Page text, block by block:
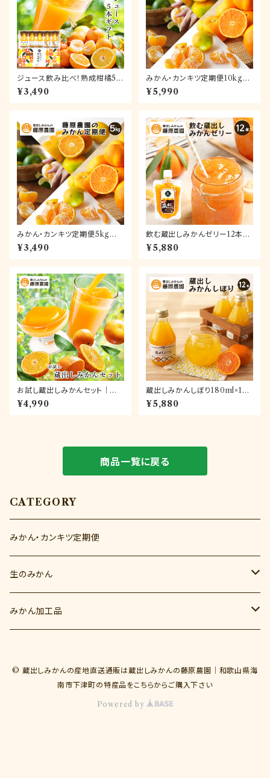
ジュース飲み比べ！熟成柑橘5本
ギフト～和歌山県海南市下津町
産カンキツ100％ストレートジュ
¥3,490
みかん・カンキツ定期便10kg｜
和歌山県海南市下津町の藤原
農園から旬のみかんを毎月産地
¥5,990
みかん・カンキツ定期便5kg｜
和歌山県下津町の藤原農園から
旬のみかんを毎月産地直送でお
¥3,490
飲む蔵出しみかんゼリー12本セ
ット【送料無料】
¥5,880
お試し蔵出しみかんセット｜ジュ
ースとゼリーが楽しめる人気商
品詰め合わせ。お試しにもギフト
¥4,990
蔵出しみかんしぼり180ml×12
本【送料無料】
¥5,880
商品一覧に戻る
CATEGORY
みかん・カンキツ定期便
生のみかん
秋のみかん（9月～10月）
ゆら早生（10月）
とれたてしもつみかん
蔵出しみかん（1月～2月）
みかん加工品
みかんゼリー
© 蔵出しみかんの産地直送通販は蔵出しみかんの藤原農園｜和歌山県海
南市下津町の特産品をこちらからご購入下さい
Powered by